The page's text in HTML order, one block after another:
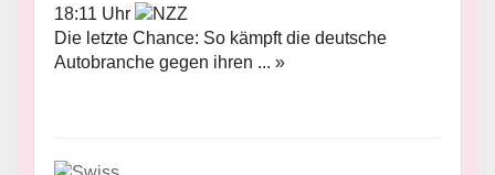
18:11 Uhr
Die letzte Chance: So kämpft die deutsche
Autobranche gegen ihren ... »